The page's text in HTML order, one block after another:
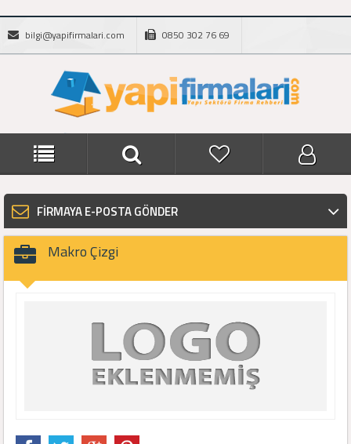
bilgi@yapifirmalari.com 0850 302 76 69
FİRMAYA E-POSTA GÖNDER
Makro Çizgi